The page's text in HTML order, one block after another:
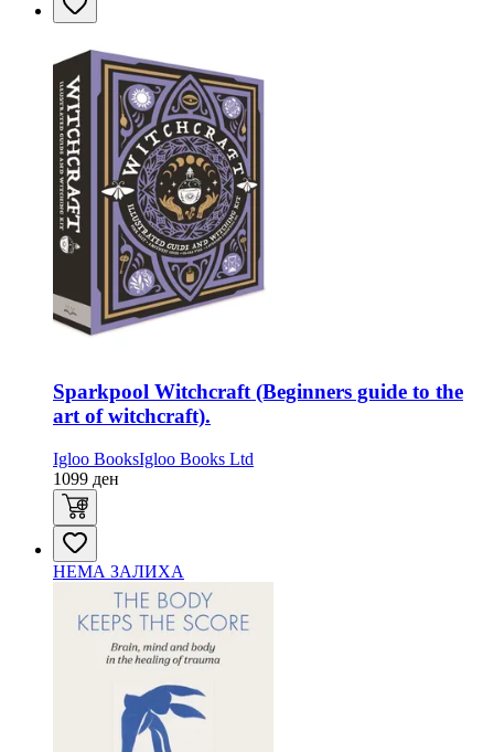
Sparkpool Witchcraft (Beginners guide to the
art of witchcraft).
Igloo BooksIgloo Books Ltd
1099 ден
НЕМА ЗАЛИХА